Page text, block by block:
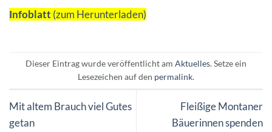
Infoblatt (zum Herunterladen)
Dieser Eintrag wurde veröffentlicht am Aktuelles. Setze ein
Lesezeichen auf den permalink.
Mit altem Brauch viel Gutes
getan
Fleißige Montaner
Bäuerinnen spenden